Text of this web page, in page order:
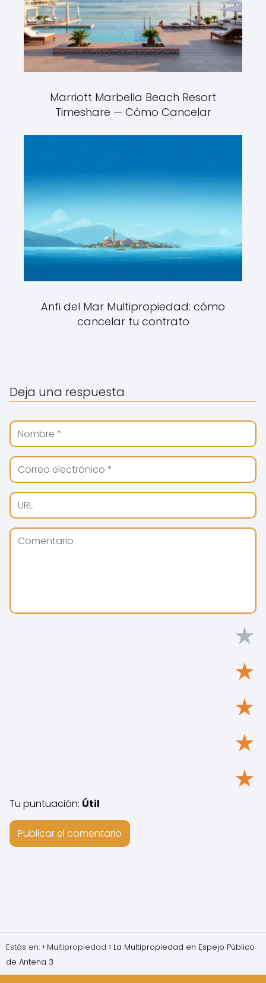
Marriott Marbella Beach Resort
Timeshare — Cómo Cancelar
Anfi del Mar Multipropiedad: cómo
cancelar tu contrato
Deja una respuesta
★
★
★
★
★
Tu puntuación: Útil
Estás en: Multipropiedad
La Multipropiedad en Espejo Público
de Antena 3